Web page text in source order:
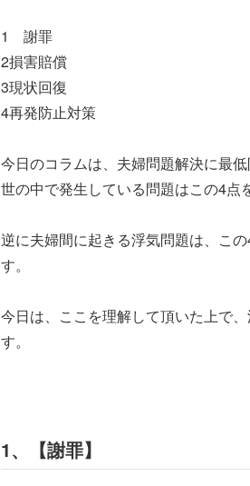
1 謝罪
2損害賠償
3現状回復
4再発防止対策
今日のコラムは、夫婦問題解決に最低
世の中で発生している問題はこの4点
逆に夫婦間に起きる浮気問題は、こ
す。
今日は、ここを理解して頂いた上で
す。
1、【謝罪】